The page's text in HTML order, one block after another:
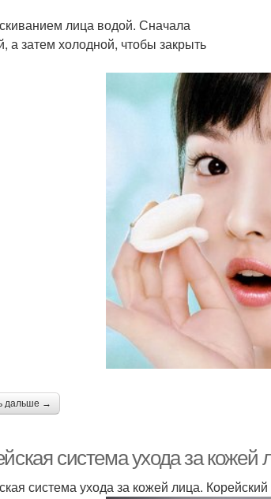
лица водой. Сначала
а затем холодной, чтобы закрыть
дальше →
система ухода за кожей
система ухода за кожей лица.